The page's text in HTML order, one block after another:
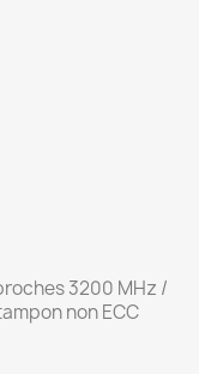
3200 MHz /
non ECC